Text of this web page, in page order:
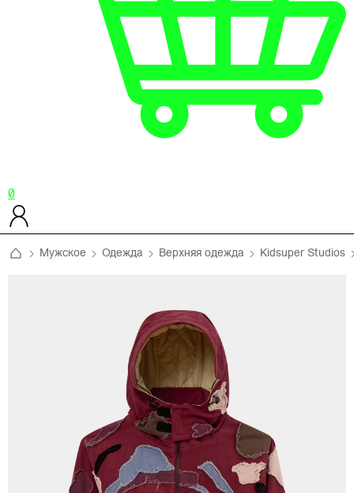
0
Мужское Одежда Верхняя одежда Kidsuper Studios